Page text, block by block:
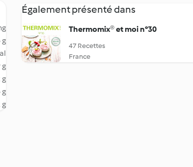
g
g
g
g
g
Également présenté dans
Thermomix® et moi n°30
47 Recettes
France